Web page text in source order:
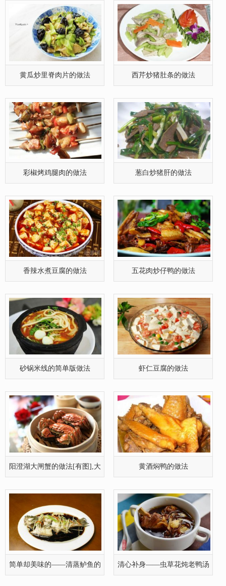
彩椒烤鸡腿肉的做法 葱白炒猪肝的做法
香辣水煮豆腐的做法 五花肉炒仔鸭的做法
砂锅米线的简单版做法 虾仁豆腐的做法
阳澄湖大闸蟹的做法[有图],大
闸蟹怎
黄酒焖鸭的做法
简单却美味的——清蒸鲈鱼的
制作方
清心补身——虫草花炖老鸭汤
蒜苗炒里脊肉的做法 家常美味小炒——荷兰豆炒猪